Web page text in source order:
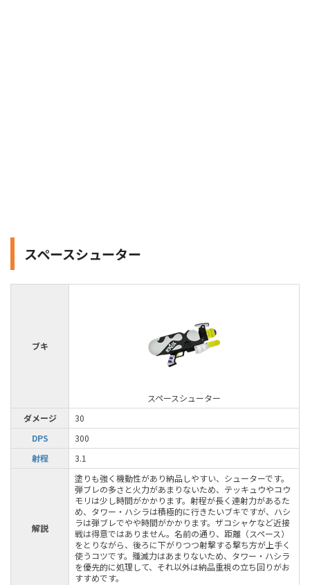
スペースシューター
ブキ
スペースシューター
ダメージ
30
DPS
300
射程
3.1
解説
塗りも強く機動性があり納品しやすい、シューターです。
弾ブレの多さと火力があまりないため、テッキュウやコウ
モリは少し時間がかかります。射程が長く連射力があるた
め、タワー・ハシラは積極的に行きたいブキですが、ハシ
ラは弾ブレでやや時間がかかります。ザコシャケなど近接
戦は得意ではありません。名前の通り、距離（スペース）
をとりながら、後ろに下がりつつ射撃する撃ち方が上手く
使うコツです。殲滅力はあまりないため、タワー・ハシラ
を優先的に処理して、それ以外は納品重視の立ち回りがお
すすめです。